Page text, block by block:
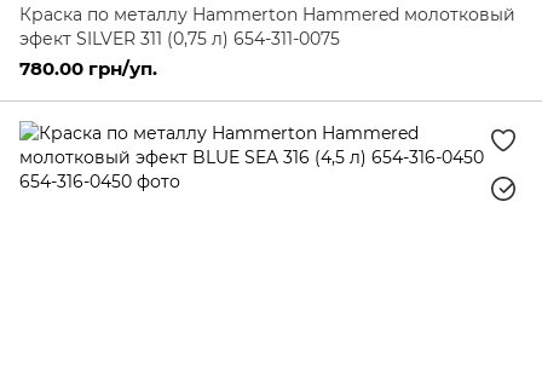
Краска по металлу Hammerton Hammered молотковый
эфект SILVER 311 (0,75 л) 654-311-0075
780.00 грн/уп.